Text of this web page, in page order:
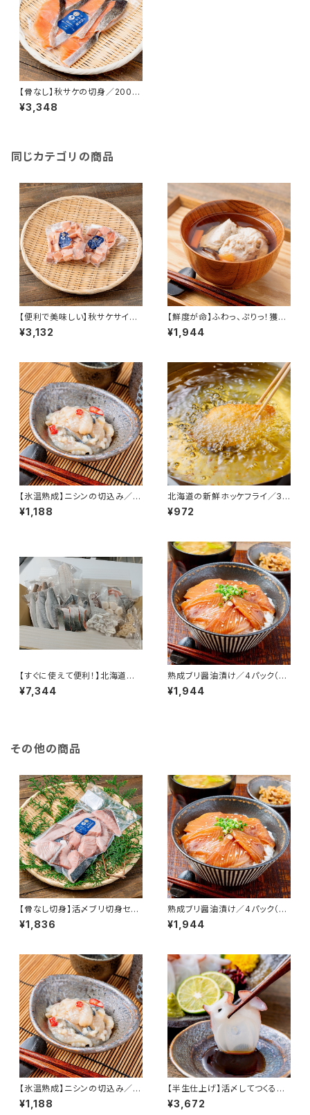
【骨なし】秋サケの切身／200g
×4パック（急速冷凍）
¥3,348
同じカテゴリの商品
【便利で美味しい】秋サケサイコ
ロカット／200g入4パック（３Ｄ
冷凍）
¥3,132
【鮮度が命】ふわっ、ぷりっ！獲れ
たてホッケのすり身（無添加）20
0g入／4パック（3D冷凍）
¥1,944
【氷温熟成】ニシンの切込み／2
パック（3D冷凍）
¥1,188
北海道の新鮮ホッケフライ／30
0g（３Ⅾ冷凍） 真ホッケ 揚げる
だけ 北海道産 寿都産 真空パッ
お酒 ご飯 ご飯のお供 肴 ほっけ
真ほっけ フライ ほっけフライ
¥972
【すぐに使えて便利！】北海道の
海の幸詰合せ／（３Ｄ冷凍）
¥7,344
熟成ブリ醤油漬け／4パック（急
速冷凍） 1パック/110ｇ前後 北
海道産 寿都産 鰤 真空パック ぶ
¥1,944
その他の商品
【骨なし切身】活〆ブリ切身セッ
ト/300g入2パック/3D冷凍
北海道産 寿都産 真空パック ブ
ず ご飯 ご飯のお供 国産
¥1,836
熟成ブリ醤油漬け／4パック（急
速冷凍） 1パック/110ｇ前後 北
海道産 寿都産 鰤 真空パック ぶ
¥1,944
【氷温熟成】ニシンの切込み／2
パック（3D冷凍）
¥1,188
【半生仕上げ】活〆してつくる茹
でタコ/2～3パック800g程度/3
D冷凍 ミズタコ 北海道産 寿都
¥3,672